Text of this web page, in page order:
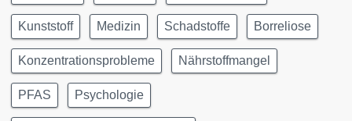
Kunststoff Medizin Schadstoffe Borreliose
Konzentrationsprobleme Nährstoffmangel
PFAS Psychologie